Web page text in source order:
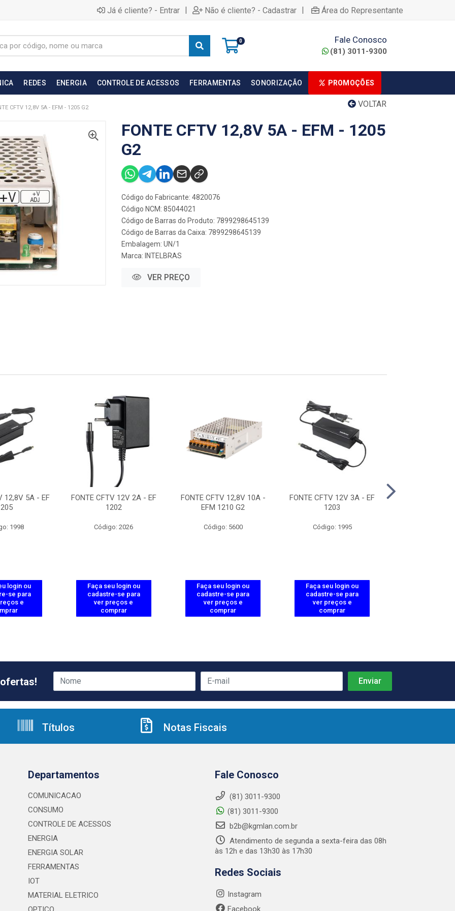
Já é cliente? - Entrar | Não é cliente? - Cadastrar | Área do Representante
0 Fale Conosco
(81) 3011-9300
REDES ENERGIA CONTROLE DE ACESSOS FERRAMENTAS SONORIZAÇÃO PROMOÇÕES
VOLTAR
CFTV 12,8V 5A - EFM - 1205 G2
FONTE CFTV 12,8V 5A - EFM - 1205
G2
Código do Fabricante: 4820076
Código NCM: 85044021
Código de Barras do Produto: 7899298645139
Código de Barras da Caixa: 7899298645139
Embalagem: UN/1
Marca: INTELBRAS
VER PREÇO
12,8V 5A - EF
1998
login ou
se para
e
FONTE CFTV 12V 2A - EF
1202
Código: 2026
Faça seu login ou
cadastre-se para
ver preços e
comprar
FONTE CFTV 12,8V 10A -
EFM 1210 G2
Código: 5600
Faça seu login ou
cadastre-se para
ver preços e
comprar
FONTE CFTV 12V 3A - EF
1203
Código: 1995
Faça seu login ou
cadastre-se para
ver preços e
comprar
Títulos Notas Fiscais
Departamentos
COMUNICACAO
CONSUMO
CONTROLE DE ACESSOS
ENERGIA
ENERGIA SOLAR
FERRAMENTAS
IOT
MATERIAL ELETRICO
Fale Conosco
(81) 3011-9300
(81) 3011-9300
b2b@kgmlan.com.br
Atendimento de segunda a sexta-feira das 08h
às 12h e das 13h30 às 17h30
Redes Sociais
Instagram
Facebook